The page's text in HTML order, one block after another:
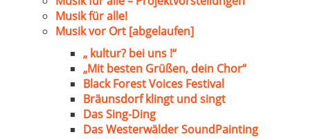
Musik für alle!
Musik vor Ort [abgelaufen]
„ kultur? bei uns !“
„Mit besten Grüßen, dein Chor“
Black Forest Voices Festival
Bräunsdorf klingt und singt
Das Sing-Ding
Das Westerwälder SoundPainting